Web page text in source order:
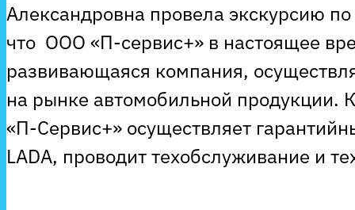
Александровна провела экскурсию
что ООО «П-сервис+» в настоящее
развивающаяся компания,
на рынке автомобильной продукции.
«П-Сервис+» осуществляет
LADA, проводит техобслуживание и